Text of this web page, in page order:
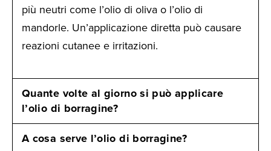
più neutri come l’olio di oliva o l’olio di
mandorle. Un’applicazione diretta può causare
reazioni cutanee e irritazioni.
Quante volte al giorno si può applicare
l’olio di borragine?
A cosa serve l’olio di borragine?